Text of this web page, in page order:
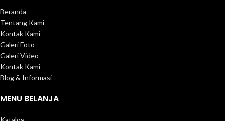
Beranda
Tentang Kami
Kontak Kami
Galeri Foto
Galeri Video
Kontak Kami
Blog & Informasi
MENU BELANJA